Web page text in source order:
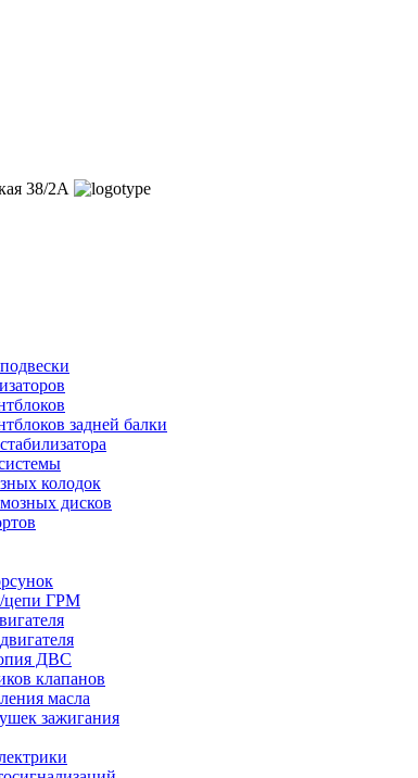
38/2А
задней балки
колодок
дисков
цепи ГРМ
ДВС
клапанов
масла
зажигания